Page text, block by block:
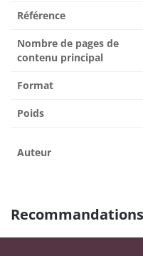
Référence
Nombre de pages de
contenu principal
Format
Poids
Auteur
Recommandations